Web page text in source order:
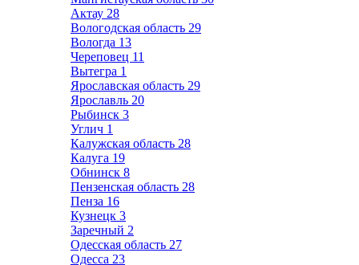
Актау 28
Вологодская область 29
Вологда 13
Череповец 11
Вытегра 1
Ярославская область 29
Ярославль 20
Рыбинск 3
Углич 1
Калужская область 28
Калуга 19
Обнинск 8
Пензенская область 28
Пенза 16
Кузнецк 3
Заречный 2
Одесская область 27
Одесса 23